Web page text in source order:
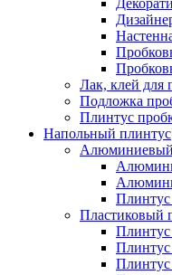
Лак, клей для
Подложка
Плинтус
Напольный плинтус
Пластиковый
Плинтус